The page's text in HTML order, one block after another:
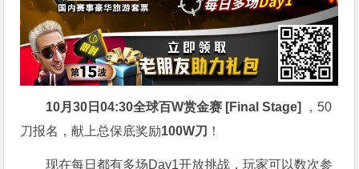
10月30日04:30全球百W赏金赛 [Final Stage]
，50
刀报名，献上总保底奖励100W刀 ！
现在每日都有多场Day1开放挑战，玩家可以数次参